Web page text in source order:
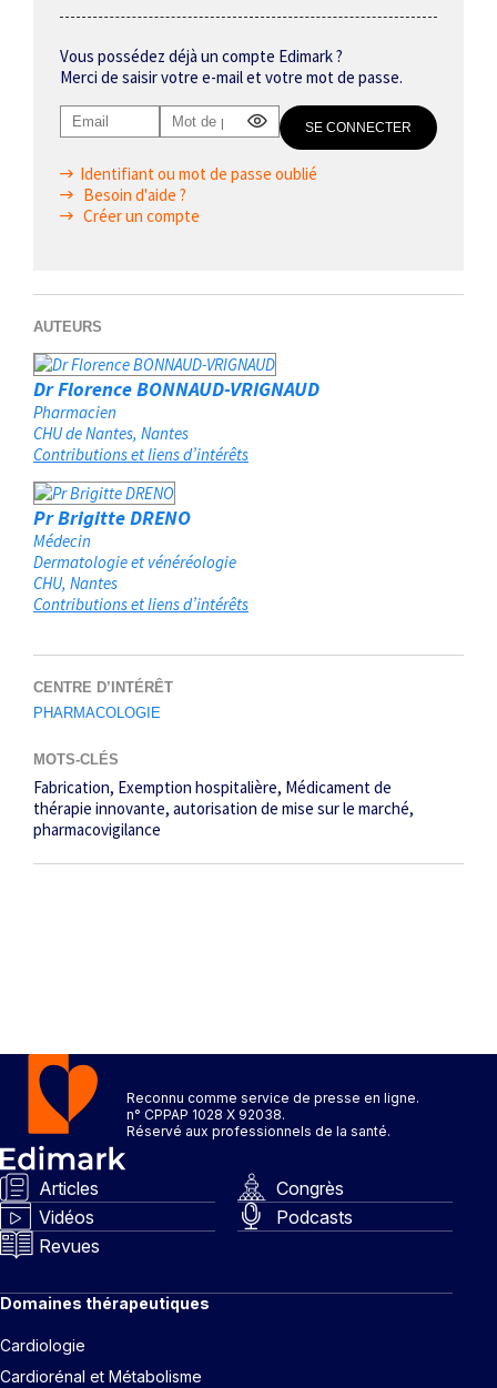
Vous possédez déjà un compte Edimark ?
Merci de saisir votre e-mail et votre mot de passe.
Identifiant ou mot de passe oublié
Besoin d'aide ?
Créer un compte
AUTEURS
Dr Florence BONNAUD-VRIGNAUD
Pharmacien
CHU de Nantes Nantes
Contributions et liens d’intérêts
Pr Brigitte DRENO
Médecin
Dermatologie et vénéréologie
CHU Nantes
Contributions et liens d’intérêts
CENTRE D’INTÉRÊT
PHARMACOLOGIE
MOTS-CLÉS
Fabrication Exemption hospitalière Médicament de
thérapie innovante autorisation de mise sur le marché
pharmacovigilance
Reconnu comme service de presse en ligne.
n° CPPAP 1028 X 92038.
Réservé aux professionnels de la santé.
Articles
Congrès
Vidéos
Podcasts
Revues
Domaines thérapeutiques
Cardiologie
Cardiorénal et Métabolisme